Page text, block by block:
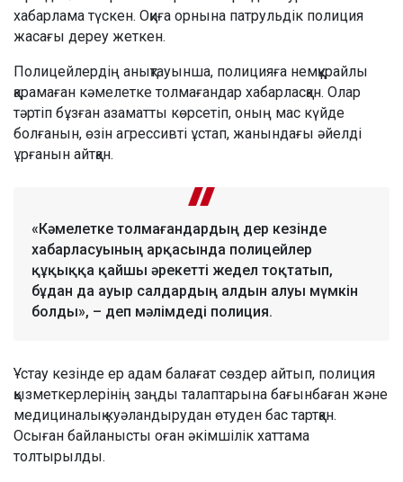
хабарлама түскен. Оқиға орнына патрульдік полиция
жасағы дереу жеткен.
Полицейлердің анықтауынша, полицияға немқұрайлы
қарамаған кәмелетке толмағандар хабарласқан. Олар
тәртіп бұзған азаматты көрсетіп, оның мас күйде
болғанын, өзін агрессивті ұстап, жанындағы әйелді
ұрғанын айтқан.
«Кәмелетке толмағандардың дер кезінде
хабарласуының арқасында полицейлер
құқыққа қайшы әрекетті жедел тоқтатып,
бұдан да ауыр салдардың алдын алуы мүмкін
болды», – деп мәлімдеді полиция.
Ұстау кезінде ер адам балағат сөздер айтып, полиция
қызметкерлерінің заңды талаптарына бағынбаған және
медициналық куәландырудан өтуден бас тартқан.
Осыған байланысты оған әкімшілік хаттама
толтырылды.